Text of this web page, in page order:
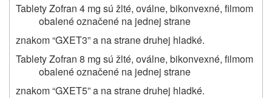
Tablety Zofran 4 mg sú žlté, oválne, bikonvexné, filmom
obalené označené na jednej strane
znakom“GXET3” a na strane druhej hladké.
Tablety Zofran 8 mg sú žlté, oválne, bikonvexné, filmom
obalené označené na jednej strane
znakom“GXET5” a na strane druhej hladké.